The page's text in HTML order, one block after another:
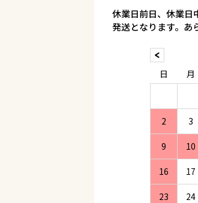
休業日前日、休業日
発送となります。あ
日
月
2 3
9 10
16 17
23 24